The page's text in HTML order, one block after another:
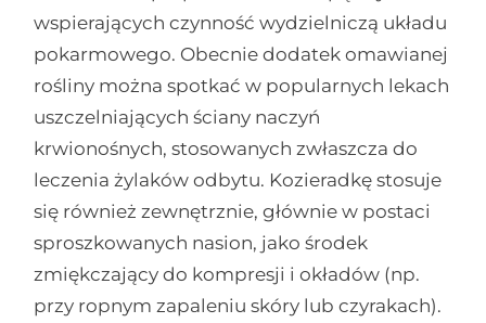
wspierających czynność wydzielniczą układu
pokarmowego. Obecnie dodatek omawianej
rośliny można spotkać w popularnych lekach
uszczelniających ściany naczyń
krwionośnych, stosowanych zwłaszcza do
leczenia żylaków odbytu. Kozieradkę stosuje
się również zewnętrznie, głównie w postaci
sproszkowanych nasion, jako środek
zmiękczający do kompresji i okładów (np.
przy ropnym zapaleniu skóry lub czyrakach).